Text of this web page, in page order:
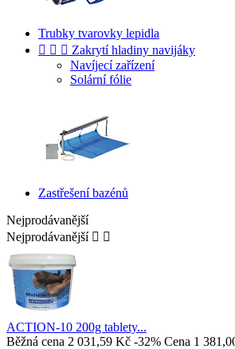
Trubky tvarovky lepidla
   Zakrytí hladiny navijáky
Navíjecí zařízení
Solární fólie
Zastřešení bazénů
Nejprodávanější
Nejprodávanější  
ACTION-10 200g tablety...
Běžná cena 2 031,59 Kč -32% Cena 1